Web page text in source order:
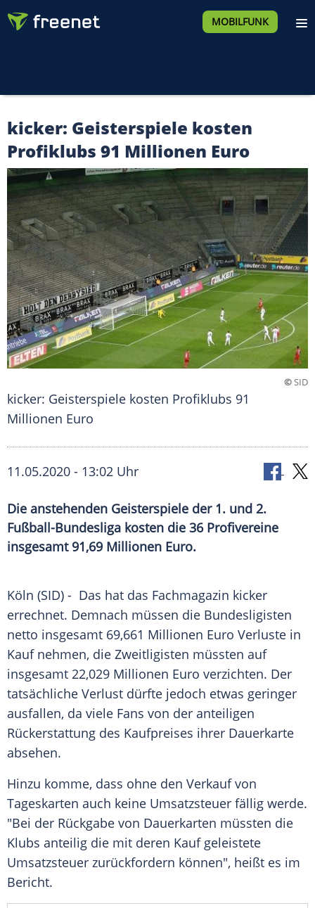
MOBILFUNK
kicker: Geisterspiele kosten
Profiklubs 91 Millionen Euro
©SID
kicker: Geisterspiele kosten Profiklubs 91
Millionen Euro
11.05.2020 - 13:02 Uhr
Die anstehenden Geisterspiele der 1. und 2.
Fußball-Bundesliga kosten die 36 Profivereine
insgesamt 91,69 Millionen Euro.
Köln (SID) - Das hat das Fachmagazin kicker
errechnet. Demnach müssen die Bundesligisten
netto insgesamt 69,661 Millionen Euro Verluste in
Kauf nehmen, die Zweitligisten müssten auf
insgesamt 22,029 Millionen Euro verzichten. Der
tatsächliche Verlust dürfte jedoch etwas geringer
ausfallen, da viele Fans von der anteiligen
Rückerstattung des Kaufpreises ihrer Dauerkarte
absehen.
Hinzu komme, dass ohne den Verkauf von
Tageskarten auch keine Umsatzsteuer fällig werde.
"Bei der Rückgabe von Dauerkarten müssten die
Klubs anteilig die mit deren Kauf geleistete
Umsatzsteuer zurückfordern können", heißt es im
Bericht.